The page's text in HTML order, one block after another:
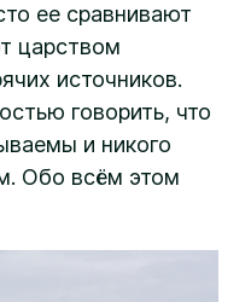
ее сравнивают
царством
источников.
говорить, что
и никого
Обо всём этом